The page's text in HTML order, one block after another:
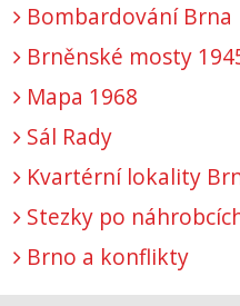
Bombardování Brna
Brněnské mosty
Mapa 1968
Sál Rady
Kvartérní lokality
Stezky po
Brno a konflikty